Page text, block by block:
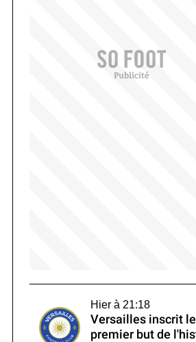
Hier à 21:18
Versailles inscrit le
premier but de